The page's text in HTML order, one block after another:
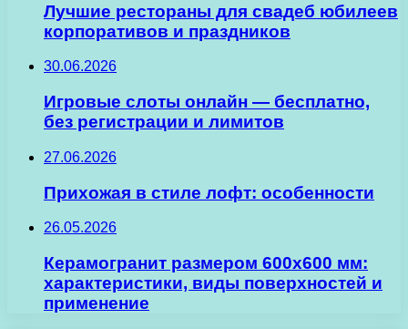
Лучшие рестораны для свадеб юбилеев
корпоративов и праздников
30.06.2026
Игровые слоты онлайн — бесплатно,
без регистрации и лимитов
27.06.2026
Прихожая в стиле лофт: особенности
26.05.2026
Керамогранит размером 600х600 мм:
характеристики, виды поверхностей и
применение